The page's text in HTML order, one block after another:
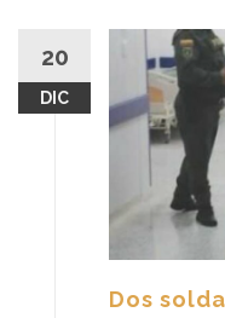
20
DIC
Dos